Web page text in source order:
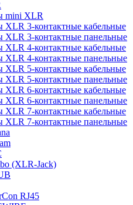
mini XLR
XLR 3-контактные кабельные
XLR 3-контактные панельные
XLR 4-контактные кабельные
XLR 4-контактные панельные
XLR 5-контактные кабельные
XLR 5-контактные панельные
XLR 6-контактные кабельные
XLR 6-контактные панельные
XLR 7-контактные кабельные
XLR 7-контактные панельные
(XLR-Jack)
RJ45